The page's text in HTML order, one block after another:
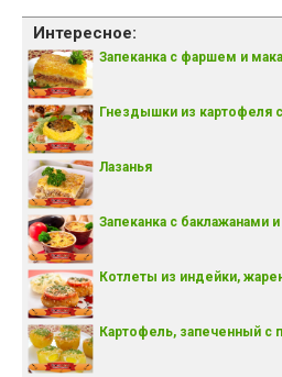
Интересное:
Запеканка с фаршем и
Гнездышки из картофеля
Лазанья
Запеканка с
Котлеты из индейки,
Картофель, запеченный